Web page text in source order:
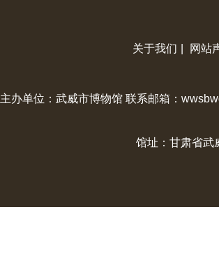
关于我们 网站
主办单位：武威市博物馆 联系邮箱：
馆址：甘肃省武